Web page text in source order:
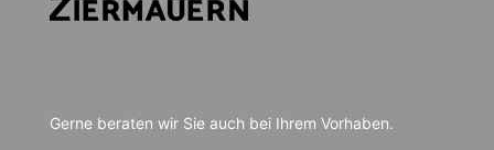
Gerne beraten wir Sie auch bei Ihrem Vorhaben.